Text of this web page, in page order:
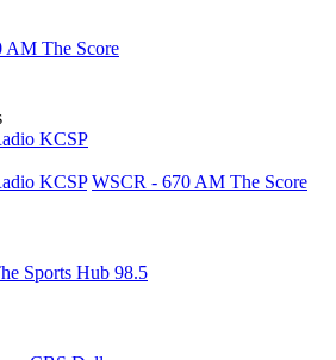
AM The Score
KCSP
KCSP WSCR - 670 AM The Score
Sports Hub 98.5